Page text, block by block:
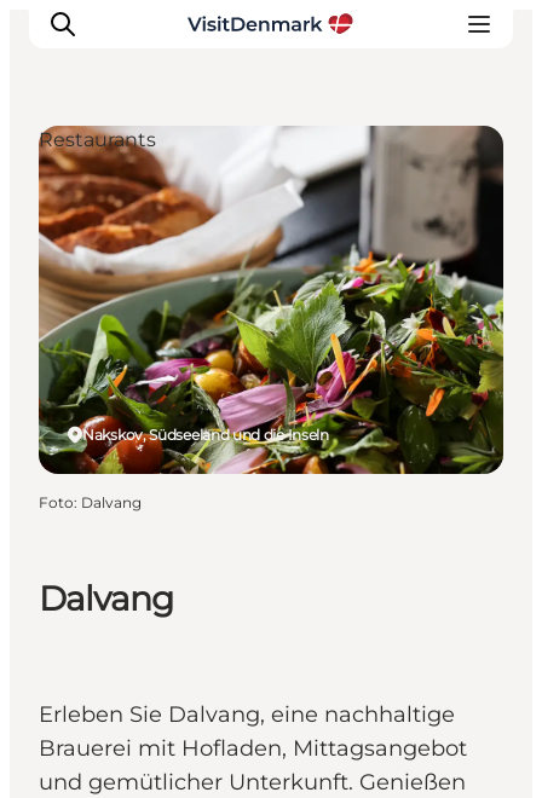
Inspiration
Regionen
Erlebnisse
Unterkünfte
Reiseplanung
Dalvang
Erleben Sie Dalvang, eine nachhaltige
Brauerei mit Hofladen, Mittagsangebot
und gemütlicher Unterkunft. Genießen
Nakskov, Südseeland und die Inseln
Restaurants
Foto: Dalvang